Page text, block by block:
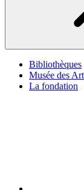
Bibliothèques
Musée des
La fondation